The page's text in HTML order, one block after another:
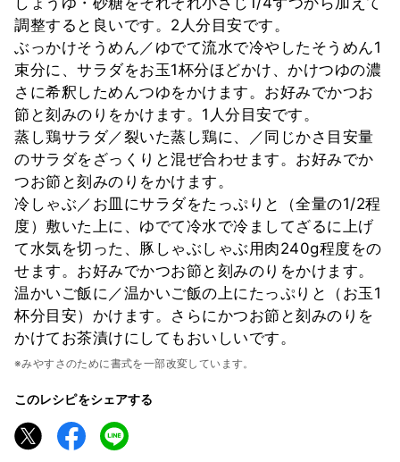
調整すると良いです。2人分目安です。
ぶっかけそうめん／ゆでて流水で冷やしたそうめん1
束分に、サラダをお玉1杯分ほどかけ、かけつゆの濃
さに希釈しためんつゆをかけます。お好みでかつお
節と刻みのりをかけます。1人分目安です。
蒸し鶏サラダ／裂いた蒸し鶏に、／同じかさ目安量
のサラダをざっくりと混ぜ合わせます。お好みでか
つお節と刻みのりをかけます。
冷しゃぶ／お皿にサラダをたっぷりと（全量の1/2程
度）敷いた上に、ゆでて冷水で冷ましてざるに上げ
て水気を切った、豚しゃぶしゃぶ用肉240g程度をの
せます。お好みでかつお節と刻みのりをかけます。
温かいご飯に／温かいご飯の上にたっぷりと（お玉1
杯分目安）かけます。さらにかつお節と刻みのりを
かけてお茶漬けにしてもおいしいです。
※みやすさのために書式を一部改変しています。
このレシピをシェアする